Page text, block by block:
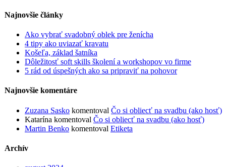
Najnovšie články
Ako vybrať svadobný oblek pre ženícha
4 tipy ako uviazať kravatu
Košeľa, základ šatníka
Dôležitosť soft skills školení a workshopov vo firme
5 rád od úspešných ako sa pripraviť na pohovor
Najnovšie komentáre
Zuzana Sasko komentoval Čo si obliecť na svadbu (ako hosť)
Katarína komentoval Čo si obliecť na svadbu (ako hosť)
Martin Benko komentoval Etiketa
Archív